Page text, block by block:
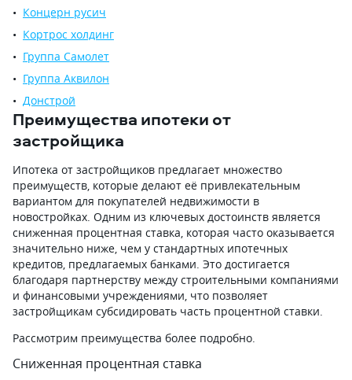
Концерн русич
Кортрос холдинг
Группа Самолет
Группа Аквилон
Донстрой
Преимущества ипотеки от
застройщика
Ипотека от застройщиков предлагает множество
преимуществ, которые делают её привлекательным
вариантом для покупателей недвижимости в
новостройках. Одним из ключевых достоинств является
сниженная процентная ставка, которая часто оказывается
значительно ниже, чем у стандартных ипотечных
кредитов, предлагаемых банками. Это достигается
благодаря партнерству между строительными компаниями
и финансовыми учреждениями, что позволяет
застройщикам субсидировать часть процентной ставки.
Рассмотрим преимущества более подробно.
Сниженная процентная ставка